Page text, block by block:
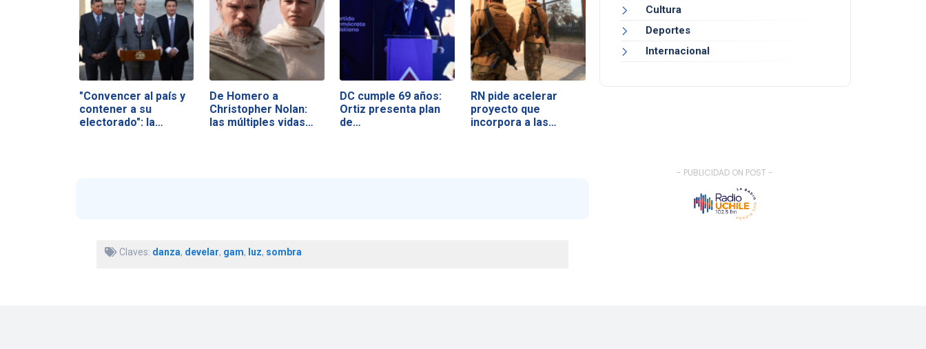
"Convencer al país y
contener a su
electorado": la…
De Homero a
Christopher Nolan:
las múltiples vidas…
DC cumple 69 años:
Ortiz presenta plan
de…
RN pide acelerar
proyecto que
incorpora a las…
Claves: danza, develar, gam, luz, sombra
Cultura
Deportes
Internacional
- PUBLICIDAD ON POST -